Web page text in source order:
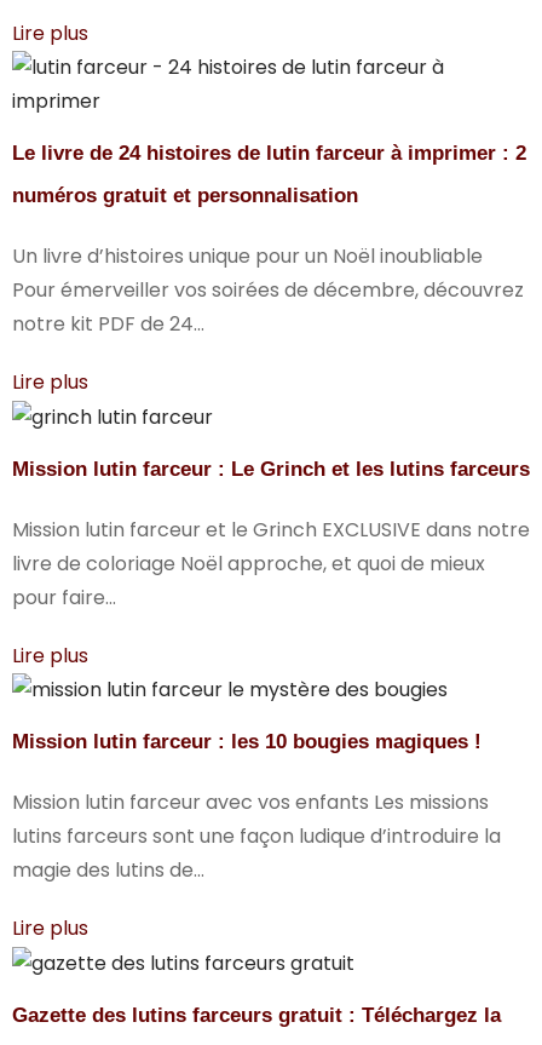
Lire plus
Le livre de 24 histoires de lutin farceur à imprimer : 2
numéros gratuit et personnalisation
Un livre d’histoires unique pour un Noël inoubliable
Pour émerveiller vos soirées de décembre, découvrez
notre kit PDF de 24...
Lire plus
Mission lutin farceur : Le Grinch et les lutins farceurs
Mission lutin farceur et le Grinch EXCLUSIVE dans notre
livre de coloriage Noël approche, et quoi de mieux
pour faire...
Lire plus
Mission lutin farceur : les 10 bougies magiques !
Mission lutin farceur avec vos enfants Les missions
lutins farceurs sont une façon ludique d’introduire la
magie des lutins de...
Lire plus
Gazette des lutins farceurs gratuit : Téléchargez la